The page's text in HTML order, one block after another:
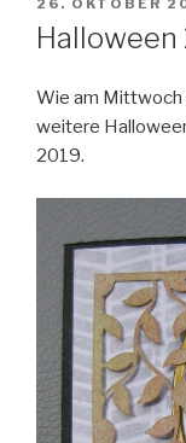
AM
26. OKTOBER
Wie am Mittwoch
weitere
2019.